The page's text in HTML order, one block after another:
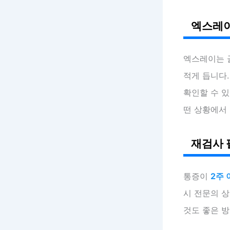
엑스레
엑스레이는
적게 듭니
확인할 수
떤 상황에서
재검사
통증이 2주
시 전문의
것도 좋은